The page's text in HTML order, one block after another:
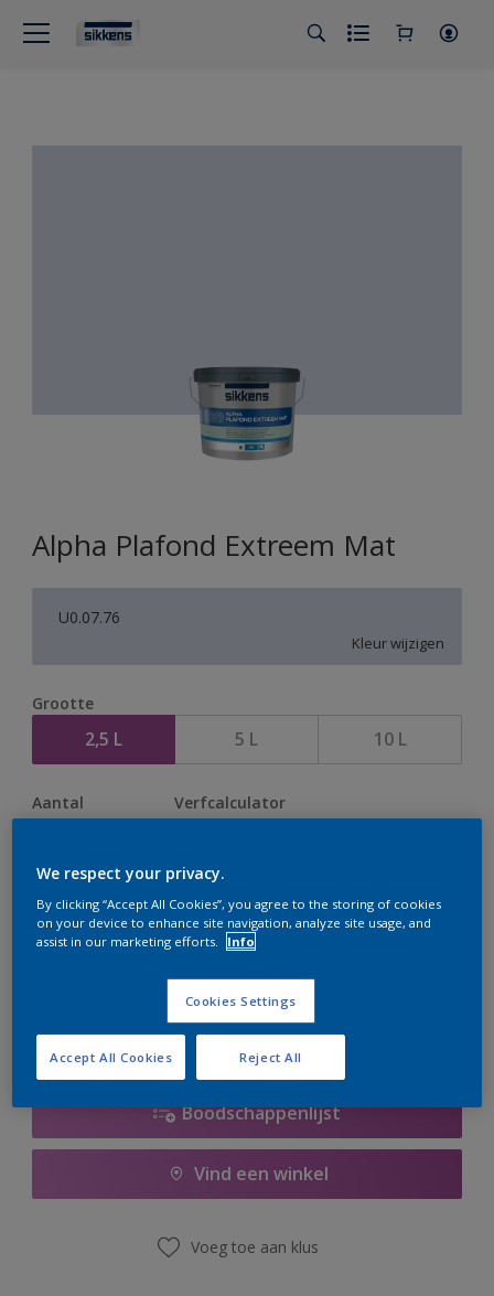
Alpha Plafond Extreem Mat
U0.07.76
Kleur wijzigen
Grootte
2,5 L 5 L 10 L
Aantal Verfcalculator
Op dit moment is het niet mogelijk dit product online
te bestellen. Houd de website in de gaten, we werken
Boodschappenlijst
Vind een winkel
Voeg toe aan klus
We respect your privacy.
By clicking “Accept All Cookies”, you agree to the storing of cookies
on your device to enhance site navigation, analyze site usage, and
assist in our marketing efforts.
Info
Cookies Settings
Reject All
Accept All Cookies